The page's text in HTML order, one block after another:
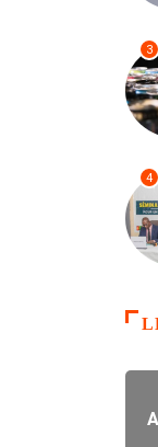
3
4